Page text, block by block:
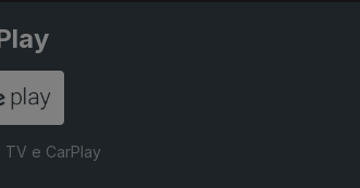
e CarPlay